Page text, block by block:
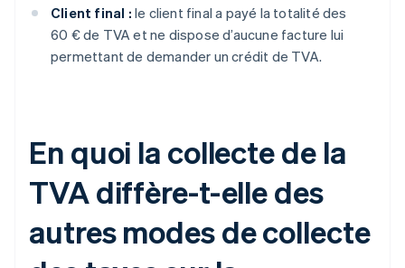
Client final : le client final a payé la totalité des
60 € de TVA et ne dispose d’aucune facture lui
permettant de demander un crédit de TVA.
En quoi la collecte de la
TVA diffère-t-elle des
autres modes de collecte